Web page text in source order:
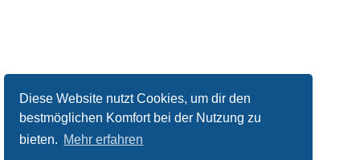
Diese Website nutzt Cookies, um dir den
bestmöglichen Komfort bei der Nutzung zu
bieten. Mehr erfahren